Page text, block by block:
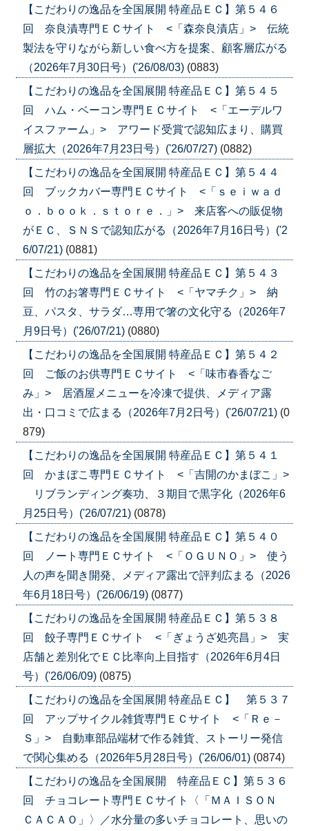
【こだわりの逸品を全国展開 特産品ＥＣ】第５４６
回 奈良漬専門ＥＣサイト <「森奈良漬店」> 伝統
製法を守りながら新しい食べ方を提案、顧客層広がる
（2026年7月30日号）('26/08/03) (0883)
【こだわりの逸品を全国展開 特産品ＥＣ】第５４５
回 ハム・ベーコン専門ＥＣサイト <「エーデルワ
イスファーム」> アワード受賞で認知広まり、購買
層拡大（2026年7月23日号）('26/07/27) (0882)
【こだわりの逸品を全国展開 特産品ＥＣ】第５４４
回 ブックカバー専門ＥＣサイト <「ｓｅｉｗａｄ
ｏ．ｂｏｏｋ．ｓｔｏｒｅ．」> 来店客への販促物
がＥＣ、ＳＮＳで認知広がる（2026年7月16日号）('2
6/07/21) (0881)
【こだわりの逸品を全国展開 特産品ＥＣ】第５４３
回 竹のお箸専門ＥＣサイト <「ヤマチク」> 納
豆、パスタ、サラダ…専用で箸の文化守る（2026年7
月9日号）('26/07/21) (0880)
【こだわりの逸品を全国展開 特産品ＥＣ】第５４２
回 ご飯のお供専門ＥＣサイト <「味市春香なご
み」> 居酒屋メニューを冷凍で提供、メディア露
出・口コミで広まる（2026年7月2日号）('26/07/21) (0
879)
【こだわりの逸品を全国展開 特産品ＥＣ】第５４１
回 かまぼこ専門ＥＣサイト <「吉開のかまぼこ」>
リブランディング奏功、３期目で黒字化（2026年6
月25日号）('26/07/21) (0878)
【こだわりの逸品を全国展開 特産品ＥＣ】第５４０
回 ノート専門ＥＣサイト <「ＯＧＵＮＯ」> 使う
人の声を聞き開発、メディア露出で評判広まる（2026
年6月18日号）('26/06/19) (0877)
【こだわりの逸品を全国展開 特産品ＥＣ】第５３８
回 餃子専門ＥＣサイト <「ぎょうざ処亮昌」> 実
店舗と差別化でＥＣ比率向上目指す（2026年6月4日
号）('26/06/09) (0875)
【こだわりの逸品を全国展開 特産品ＥＣ】 第５３７
回 アップサイクル雑貨専門ＥＣサイト <「Ｒｅ－
Ｓ」> 自動車部品端材で作る雑貨、ストーリー発信
で関心集める（2026年5月28日号）('26/06/01) (0874)
【こだわりの逸品を全国展開 特産品ＥＣ】第５３６
回 チョコレート専門ＥＣサイト〈「ＭＡＩＳＯＮ
ＣＡＣＡＯ」〉／水分量の多いチョコレート、思いの